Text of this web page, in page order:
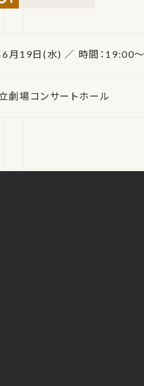
月19日(水) ／ 時間：19:00～
劇場コンサートホール